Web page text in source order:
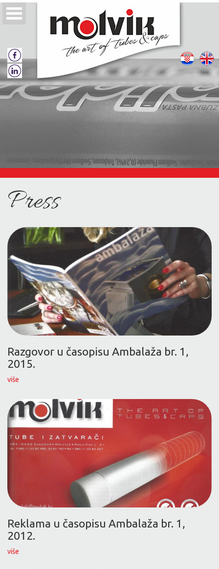
O nama
Tube
Zatvarači za tube
Press
Razgovor u časopisu Ambalaža br. 1,
2015.
više
Reklama u časopisu Ambalaža br. 1,
2012.
više